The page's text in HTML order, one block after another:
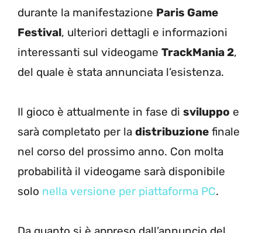
durante la manifestazione Paris Game
Festival, ulteriori dettagli e informazioni
interessanti sul videogame TrackMania 2,
del quale è stata annunciata l’esistenza.
Il gioco è attualmente in fase di sviluppo e
sarà completato per la distribuzione finale
nel corso del prossimo anno. Con molta
probabilità il videogame sarà disponibile
solo nella versione per piattaforma PC.